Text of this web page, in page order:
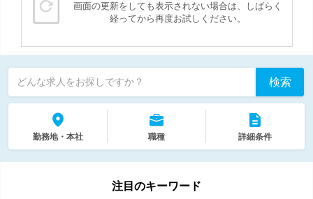
画面の更新をしても表示されない場合は、しばらく
経ってから再度お試しください。
どんな求人をお探しですか？ 検索
勤務地・本社 職種 詳細条件
注目のキーワード